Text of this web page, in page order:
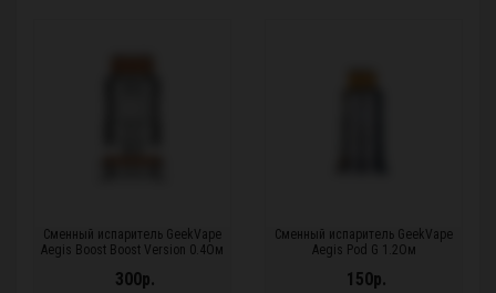
Сменный испаритель GeekVape
Aegis Boost Boost Version 0.4Ом
300р.
Сменный испаритель GeekVape
Aegis Pod G 1.2Ом
150р.